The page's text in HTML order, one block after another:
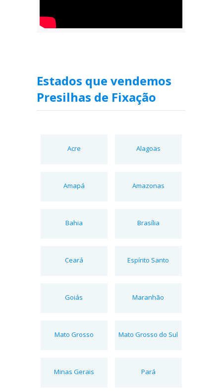
Estados que vendemos
Presilhas de Fixação
Acre Alagoas
Amapá Amazonas
Bahia Brasília
Ceará Espírito Santo
Goiás Maranhão
Mato Grosso Mato Grosso do Sul
Minas Gerais Pará